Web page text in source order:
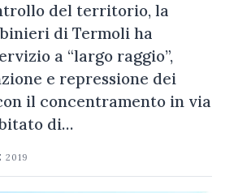
del territorio, la
di Termoli ha
a “largo raggio”,
e repressione dei
il concentramento in via
di…
2019